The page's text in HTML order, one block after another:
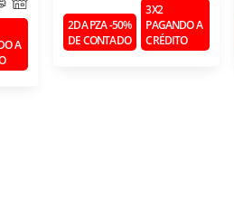
A
2DA PZA -50%
DE CONTADO
3X2
PAGANDO A
CRÉDITO